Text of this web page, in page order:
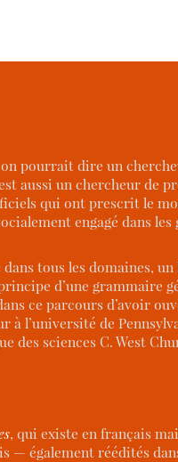
pourrait dire un
aussi un chercheur de
qui ont prescrit le
engagé dans les
tous les domaines,
d’une grammaire
ce parcours d’avoir
à l’université de
des sciences C. West
, qui existe en français
— également réédités